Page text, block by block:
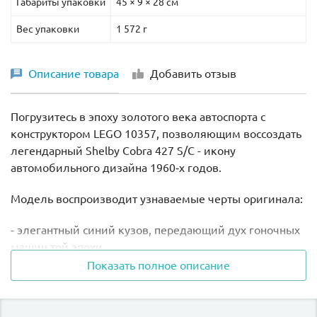
начинаются с одной идеи и одной детали.
Размер модели в собранном виде составляет
Габариты упаковки 45 × 9 × 28 см
Вес упаковки 1 572 г
Описание товара Добавить отзыв
Погрузитесь в эпоху золотого века автоспорта с
конструктором LEGO 10357, позволяющим воссоздать
легендарный Shelby Cobra 427 S/C - икону
автомобильного дизайна 1960‑х годов.
Модель воспроизводит узнаваемые черты оригинала:
- элегантный синий кузов, передающий дух гоночных
машин той эпохи
- яркие белые полоски, подчёркивающие
Показать полное описание